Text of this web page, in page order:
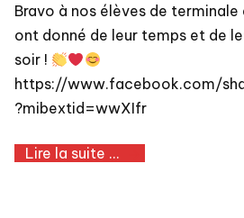
Bravo à nos élèves de terminale
ont donné de leur temps et de
soir !
https://www.facebook.com/
?mibextid=wwXIfr
Lire la suite ...